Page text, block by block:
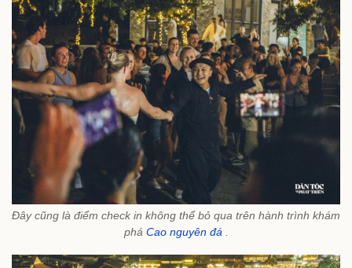
Đây cũng là điểm check in không thể bỏ qua trên hành trình khám
phá Cao nguyên đá